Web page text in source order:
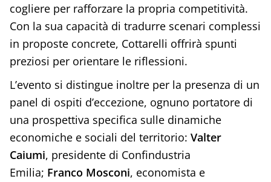
cogliere per rafforzare la propria competitività.
Con la sua capacità di tradurre scenari complessi
in proposte concrete, Cottarelli offrirà spunti
preziosi per orientare le riflessioni.
L’evento si distingue inoltre per la presenza di un
panel di ospiti d’eccezione, ognuno portatore di
una prospettiva specifica sulle dinamiche
economiche e sociali del territorio: Valter
Caiumi, presidente di Confindustria
Emilia; Franco Mosconi, economista e